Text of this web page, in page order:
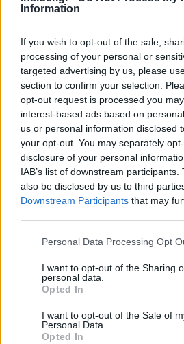
Information
If you wish to opt-out of the sale,
processing of your personal or
targeted advertising by us, please
section to confirm your selection.
opt-out request is processed you
interest-based ads based on
us or personal information disclosed
your opt-out. You may separately
disclosure of your personal
IAB’s list of downstream
also be disclosed by us to third
Downstream Participants that may
Please note that this website/app
not limited to your visit or usage
grant or deny consent to Google and
use your data for below specified
consent section.
Personal Data Processing Opt
I want to opt-out of the Sharing
personal data.
Opted In
I want to opt-out of the Sale of
Personal Data.
Opted In
Πέρα από τη χρηματοδότηση,
ενισχύουν τη
hedging σε FX, επιτόκια και
προϊόντα, γραμμές
επενδύσεις σε ακίνητα και
και συνολική διαχείριση
εξέλιξη αυτή έχει ιδιαίτερη
ναυτιλία εξελίσσεται σε ένα
πηγών εσόδων για τις
«Θυσία» τα spreads
Έλληνες εφοπλιστές
Αυξανόμενη βαίνει και η
τραπεζών στη
ναυπηγήσεων, σε μια περίοδο,
Έλληνες εφοπλιστές